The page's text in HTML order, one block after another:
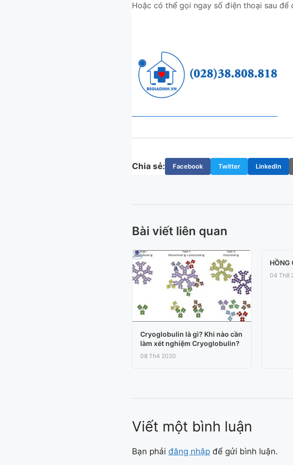
Hoặc có thể gọi ngay số điện thoại sau
Chia sẻ: Facebook Twitter LinkedIn
Bài viết liên quan
Cryoglobulin là gì? Khi nào cần
làm xét nghiệm Cryoglobulin?
08 Th4 2020
HỒNG
04 Th8
Viết một bình luận
Bạn phải đăng nhập để gửi bình luận.